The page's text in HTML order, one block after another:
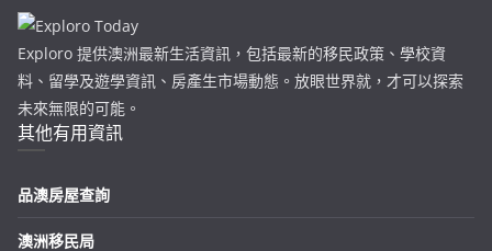
Exploro 提供澳洲最新生活資訊，包括最新的移民政策、學校資
料、留學及遊學資訊、房產生市場動態。放眼世界就，才可以探索
未來無限的可能。
其他有用資訊
品澳房屋查詢
澳洲移民局